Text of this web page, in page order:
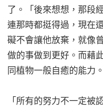
了。「後來想想，那段
連那時都挺得過，現在
礙不會讓他放棄，就像
做的事做到更好。而藉
同植物一般自癒的能力。
「所有的努力不一定被